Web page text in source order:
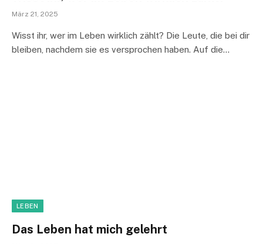
März 21, 2025
Wisst ihr, wer im Leben wirklich zählt? Die Leute, die bei dir
bleiben, nachdem sie es versprochen haben. Auf die…
LEBEN
Das Leben hat mich gelehrt